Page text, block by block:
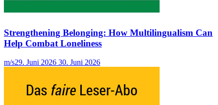
Strengthening Belonging: How Multilingualism Can
Help Combat Loneliness
m/s29. Juni 2026 30. Juni 2026